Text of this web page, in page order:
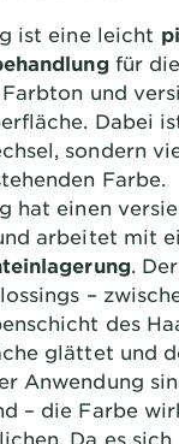
ist eine leicht
für
Farbton und
Dabei
sondern
Farbe.
hat einen
arbeitet mit
.
–
des
glättet und
Anwendung
– die Farbe
Da es